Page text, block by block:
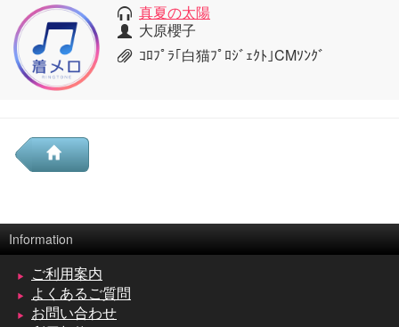
真夏の太陽
大原櫻子
ｺﾛﾌﾟﾗ｢白猫ﾌﾟﾛｼﾞｪｸﾄ｣CMｿﾝｸﾞ
Information
ご利用案内
よくあるご質問
お問い合わせ